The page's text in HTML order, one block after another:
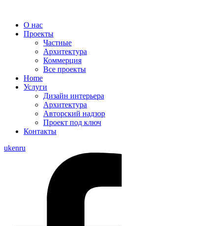
О нас
Проекты
Частные
Архитектура
Коммерция
Все проекты
Home
Услуги
Дизайн интерьера
Архитектура
Авторский надзор
Проект под ключ
Контакты
ukenru